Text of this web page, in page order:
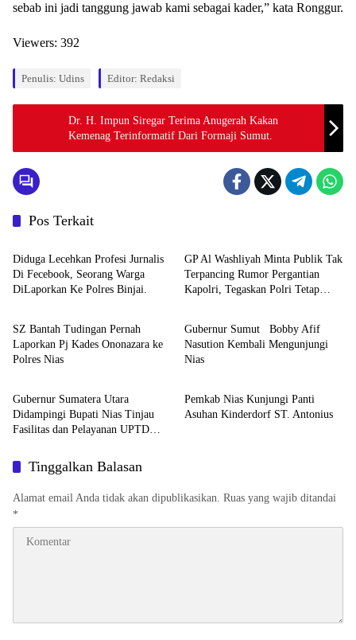
sebab ini jadi tanggung jawab kami sebagai kader,” kata Ronggur.
Viewers: 392
Penulis: Udins Editor: Redaksi
Dr. H. Impun Siregar Terima Anugerah Kakan
Kemenag Terinformatif Dari Formaji Sumut.
Pos Terkait
Berita
Diduga Lecehkan Profesi Jurnalis
Di Fecebook, Seorang Warga
DiLaporkan Ke Polres Binjai.
GP Al Washliyah Minta Publik Tak
Terpancing Rumor Pergantian
Kapolri, Tegaskan Polri Tetap
Berita
SZ Bantah Tudingan Pernah
Laporkan Pj Kades Ononazara ke
Polres Nias
Berita
Gubernur Sumut Bobby Afif
Nasution Kembali Mengunjungi
Nias
Berita
Gubernur Sumatera Utara
Didampingi Bupati Nias Tinjau
Fasilitas dan Pelayanan UPTD
Berita
Pemkab Nias Kunjungi Panti
Asuhan Kinderdorf ST. Antonius
Tinggalkan Balasan
Alamat email Anda tidak akan dipublikasikan. Ruas yang wajib ditandai
*